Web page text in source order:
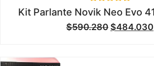
Valorado
en
0
de
Kit Parlante Novik Neo Evo
$590.280 $484.030